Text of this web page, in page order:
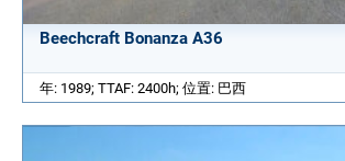
Beechcraft Bonanza A36
年: 1989; TTAF: 2400h; 位置: 巴西